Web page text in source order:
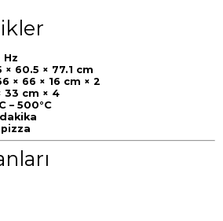
Hz
× 60.5 × 77.1 cm
× 66 × 16 cm × 2
33 cm × 4
– 500°C